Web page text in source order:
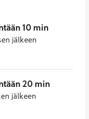
10 min
jälkeen
20 min
jälkeen